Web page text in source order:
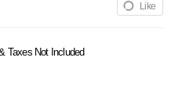
Like
Taxes Not Included